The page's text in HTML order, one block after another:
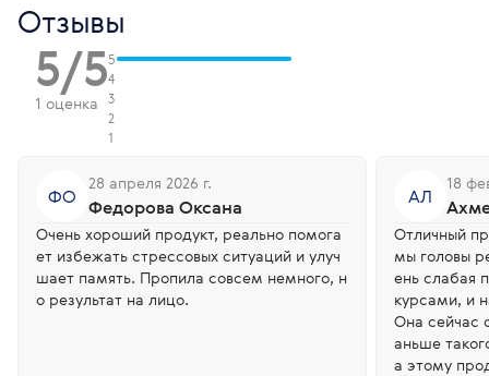
Отзывы
5/5
1 оценка
5
4
3
2
1
ФО
28 апреля 2026 г.
Федорова Оксана
Очень хороший продукт, реально помога
ет избежать стрессовых ситуаций и улуч
шает память. Пропила совсем немного, н
о результат на лицо.
АЛ
18
Отличный
мы головы
ень слабая
курсами, и
Она сейчас
аньше
а этому